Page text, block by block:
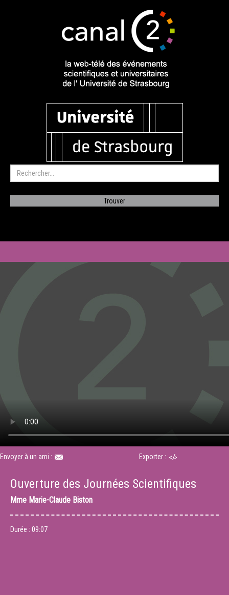
Envoyer à un ami : Exporter :
Ouverture des Journées Scientifiques
Mme Marie-Claude Biston
Durée : 09:07